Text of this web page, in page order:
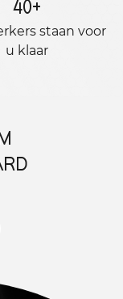
40+
staan ​​voor
u klaar